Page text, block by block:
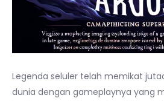
Legenda seluler telah memikat
dunia dengan gameplaynya yang